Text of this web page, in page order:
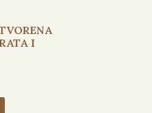
I